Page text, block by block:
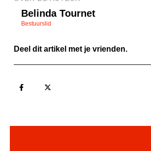
Belinda Tournet
Bestuurslid
Deel dit artikel met je vrienden.